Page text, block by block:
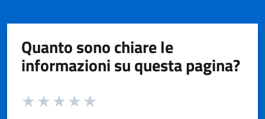
Quanto sono chiare le
informazioni su questa pagina?
Valuta da 1 a 5 stelle la pagina